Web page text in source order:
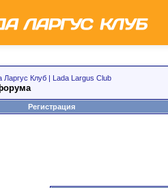
Клуб | Lada Largus Club
Регистрация